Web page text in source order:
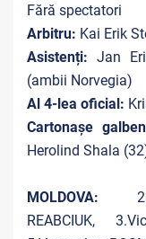
Fără spectatori
Arbitru: Kai Erik
Asistenți: Jan
(ambii Norvegia)
Al 4-lea oficial:
Cartonașe
Herolind Shala
MOLDOVA:
REABCIUK,